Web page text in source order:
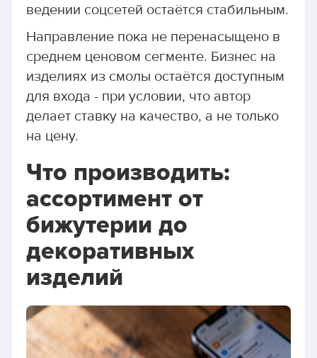
ведении соцсетей остаётся стабильным.
Направление пока не перенасыщено в
среднем ценовом сегменте. Бизнес на
изделиях из смолы остаётся доступным
для входа - при условии, что автор
делает ставку на качество, а не только
на цену.
Что производить:
ассортимент от
бижутерии до
декоративных
изделий